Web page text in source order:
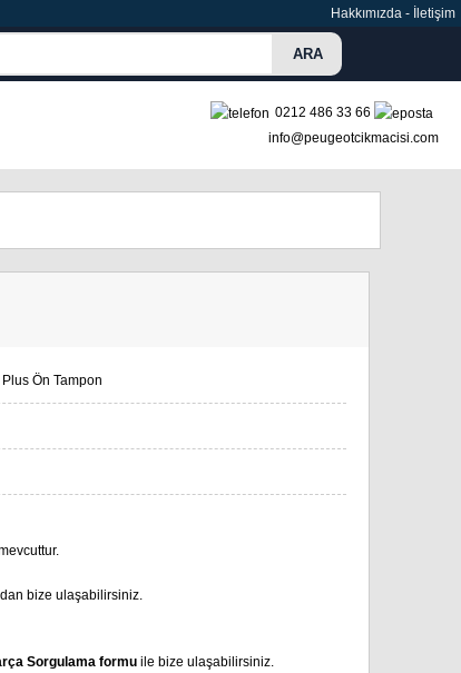
Hakkımızda - İletişim
0212 486 33 66
info@peugeotcikmacisi.com
Ön Tampon
bize ulaşabilirsiniz.
Sorgulama formu ile bize ulaşabilirsiniz.